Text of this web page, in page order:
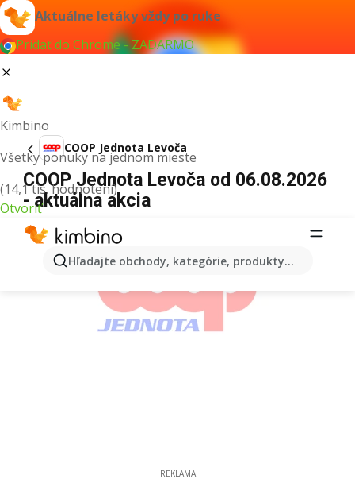
Aktuálne letáky vždy po ruke
Pridať do Chrome - ZADARMO
Kimbino
Všetky ponuky na jednom mieste
(14,1 tis. hodnotení)
Otvoriť
Hľadajte obchody, kategórie, produkty...
COOP Jednota Levoča
COOP Jednota Levoča od 06.08.2026
- aktuálna akcia
REKLAMA